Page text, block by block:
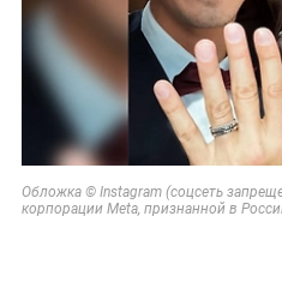
Обложка © Instagram (соцсеть
корпорации Meta, признанной в